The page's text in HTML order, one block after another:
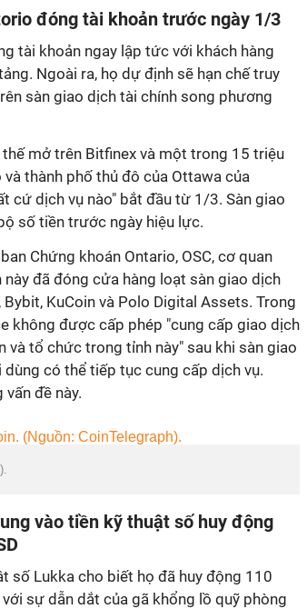
đóng tài khoản trước ngày 1/3
tài khoản ngay lập tức với khách hàng
Ngoài ra, họ dự định sẽ hạn chế truy
sàn giao dịch tài chính song phương
mở trên Bitfinex và một trong 15 triệu
thành phố thủ đô của Ottawa của
cứ dịch vụ nào" bắt đầu từ 1/3. Sàn giao
số tiền trước ngày hiệu lực.
Chứng khoán Ontario, OSC, cơ quan
này đã đóng cửa hàng loạt sàn giao dịch
KuCoin và Polo Digital Assets. Trong
không được cấp phép "cung cấp giao dịch
và tổ chức trong tỉnh này" sau khi sàn giao
có thể tiếp tục cung cấp dịch vụ.
đề này.
).
vào tiền kỹ thuật số huy động
số Lukka cho biết họ đã huy động 110
sự dẫn dắt của gã khổng lồ quỹ phòng